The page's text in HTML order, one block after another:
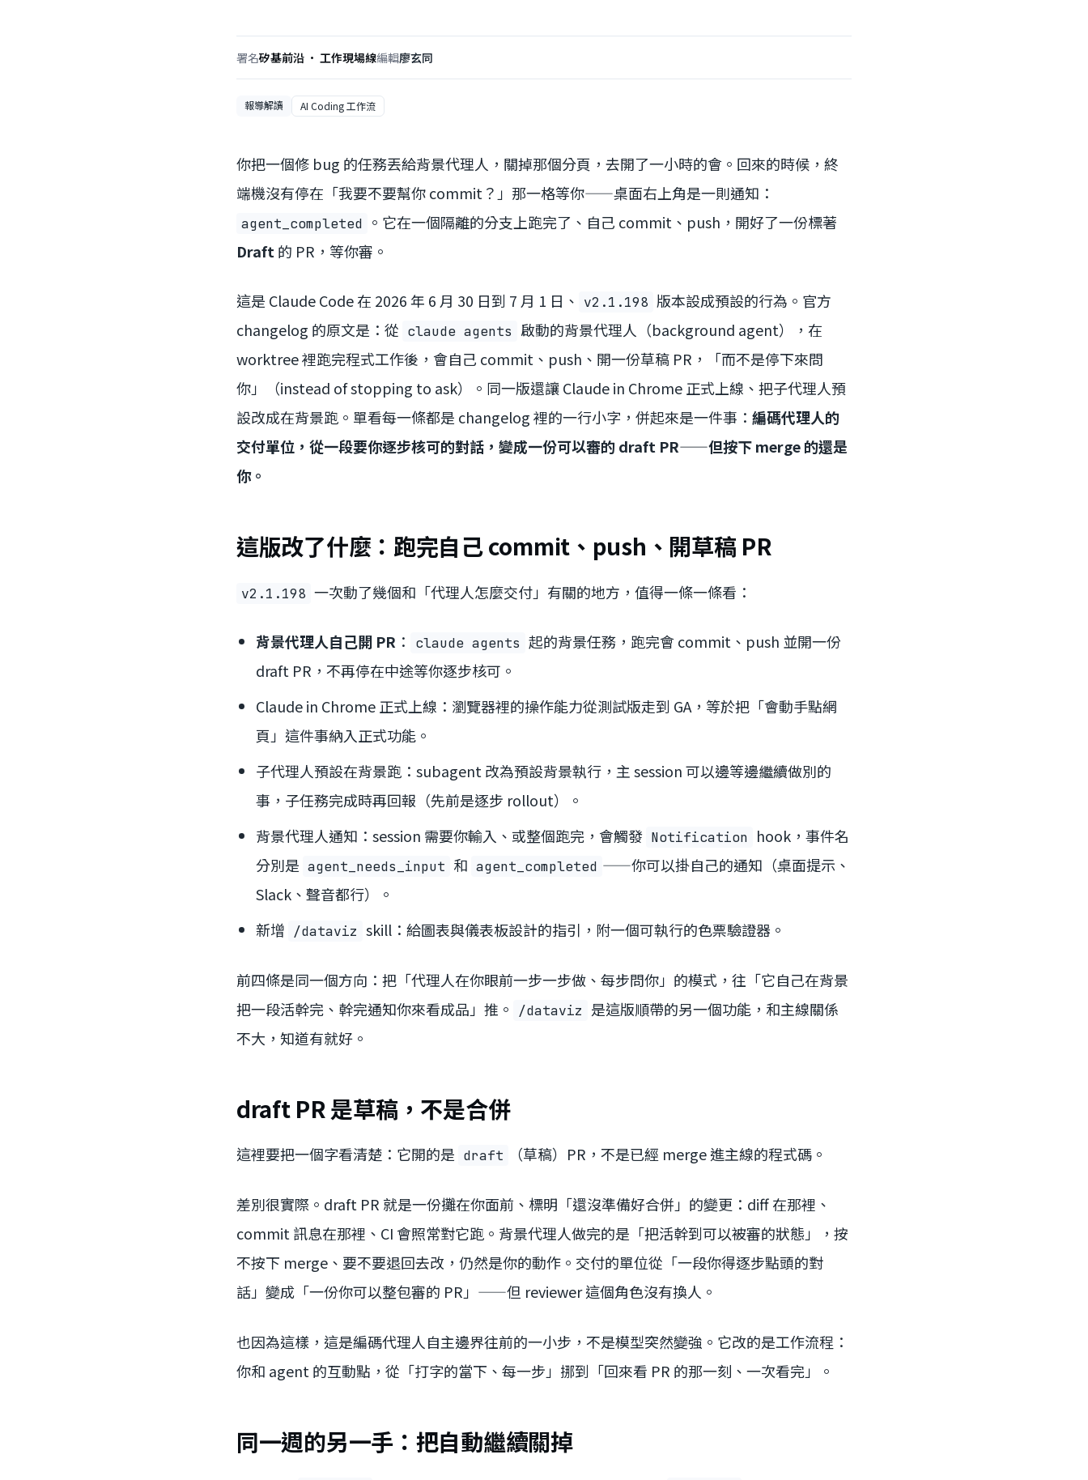
署名矽基前沿 · 工作現場線編輯廖玄同
報導解讀 AI Coding 工作流
你把一個修 bug 的任務丟給背景代理人，關掉那個分頁，去開了一小時的會。回來的時候，終
端機沒有停在「我要不要幫你 commit？」那一格等你——桌面右上角是一則通知：
agent_completed 。它在一個隔離的分支上跑完了、自己 commit、push，開好了一份標著
Draft 的 PR，等你審。
這是 Claude Code 在 2026 年 6 月 30 日到 7 月 1 日、 v2.1.198 版本設成預設的行為。官方
changelog 的原文是：從 claude agents 啟動的背景代理人（background agent），在
worktree 裡跑完程式工作後，會自己 commit、push、開一份草稿 PR，「而不是停下來問
你」（instead of stopping to ask）。同一版還讓 Claude in Chrome 正式上線、把子代理人預
設改成在背景跑。單看每一條都是 changelog 裡的一行小字，併起來是一件事： 編碼代理人的
交付單位，從一段要你逐步核可的對話，變成一份可以審的 draft PR——但按下 merge 的還是
你。
這版改了什麼：跑完自己 commit、push、開草稿 PR
v2.1.198 一次動了幾個和「代理人怎麼交付」有關的地方，值得一條一條看：
背景代理人自己開 PR ： claude agents 起的背景任務，跑完會 commit、push 並開一份
draft PR，不再停在中途等你逐步核可。
Claude in Chrome 正式上線：瀏覽器裡的操作能力從測試版走到 GA，等於把「會動手點網
頁」這件事納入正式功能。
子代理人預設在背景跑：subagent 改為預設背景執行，主 session 可以邊等邊繼續做別的
事，子任務完成時再回報（先前是逐步 rollout）。
背景代理人通知：session 需要你輸入、或整個跑完，會觸發 Notification hook，事件名
分別是 agent_needs_input 和 agent_completed ——你可以掛自己的通知（桌面提示、
Slack、聲音都行）。
新增 /dataviz skill：給圖表與儀表板設計的指引，附一個可執行的色票驗證器。
前四條是同一個方向：把「代理人在你眼前一步一步做、每步問你」的模式，往「它自己在背景
把一段活幹完、幹完通知你來看成品」推。
/dataviz 是這版順帶的另一個功能，和主線關係
不大，知道有就好。
draft PR 是草稿，不是合併
這裡要把一個字看清楚：它開的是 draft （草稿）PR，不是已經 merge 進主線的程式碼。
差別很實際。draft PR 就是一份攤在你面前、標明「還沒準備好合併」的變更：diff 在那裡、
commit 訊息在那裡、CI 會照常對它跑。背景代理人做完的是「把活幹到可以被審的狀態」，按
不按下 merge、要不要退回去改，仍然是你的動作。交付的單位從「一段你得逐步點頭的對
話」變成「一份你可以整包審的 PR」——但 reviewer 這個角色沒有換人。
也因為這樣，這是編碼代理人自主邊界往前的一小步，不是模型突然變強。它改的是工作流程：
你和 agent 的互動點，從「打字的當下、每一步」挪到「回來看 PR 的那一刻、一次看完」。
同一週的另一手：把自動繼續關掉